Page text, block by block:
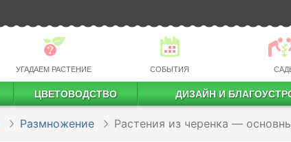
УГАДАЕМ РАСТЕНИЕ СОБЫТИЯ
ЦВЕТОВОДСТВО ДИЗАЙН И
Размножение Растения из черенка —